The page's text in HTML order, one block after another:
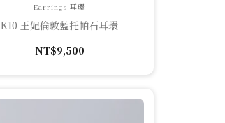
Earrings 耳環
K10 王妃倫敦藍托帕石耳環
NT$9,500